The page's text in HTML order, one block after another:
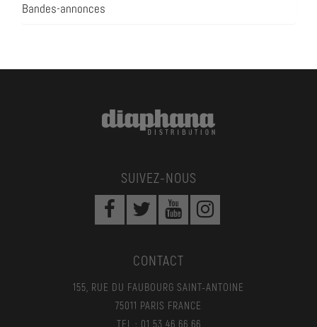
Bandes-annonces
SUIVEZ-NOUS
CONTACT
155, RUE DU FAUBOURG SAINT-ANTOINE
75011 PARIS FRANCE
TEL : 01 53 46 66 66